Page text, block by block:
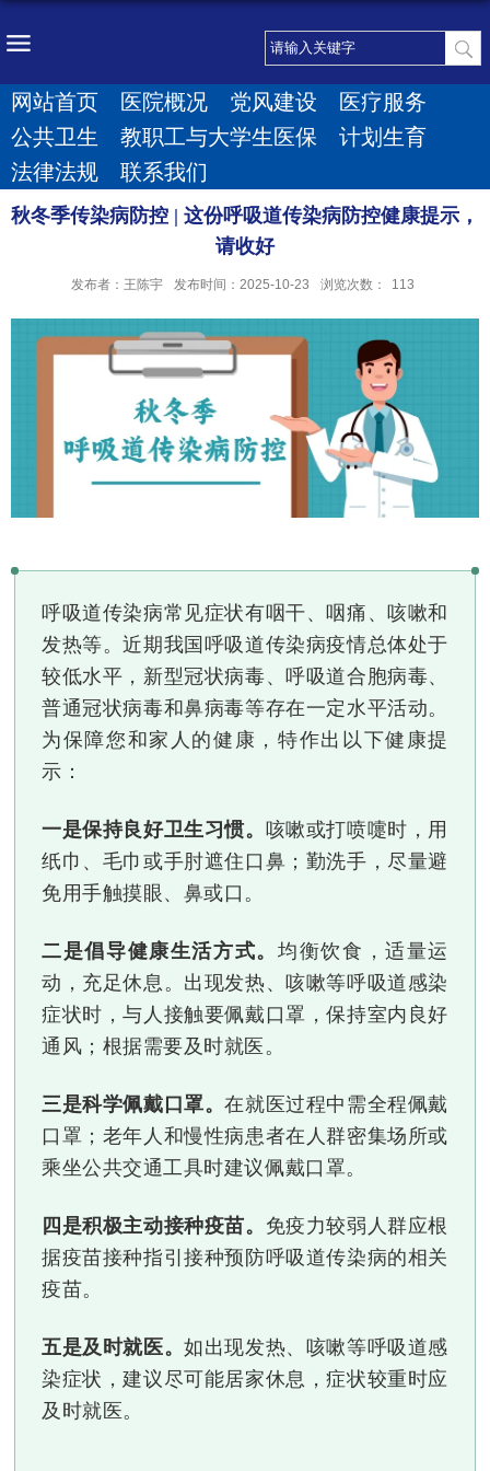
网站首页 医院概况 党风建设
医疗服务
公共卫生
教职工与大学生医保
计划生育
法律法规
联系我们
秋冬季传染病防控 | 这份呼吸道传染病防控健康提示，
请收好
发布者：王陈宇 发布时间：2025-10-23 浏览次数： 113
呼吸道传染病常见症状有咽干、咽痛、咳嗽和
发热等。近期我国呼吸道传染病疫情总体处于
较低水平，新型冠状病毒、呼吸道合胞病毒、
普通冠状病毒和鼻病毒等存在一定水平活动。
为保障您和家人的健康，特作出以下健康提
示：
一是保持良好卫生习惯。 咳嗽或打喷嚏时，用
纸巾、毛巾或手肘遮住口鼻；勤洗手，尽量避
免用手触摸眼、鼻或口。
二是倡导健康生活方式。 均衡饮食，适量运
动，充足休息。出现发热、咳嗽等呼吸道感染
症状时，与人接触要佩戴口罩，保持室内良好
通风；根据需要及时就医。
三是科学佩戴口罩。在就医过程中需全程佩戴
口罩；老年人和慢性病患者在人群密集场所或
乘坐公共交通工具时建议佩戴口罩。
四是积极主动接种疫苗。 免疫力较弱人群应根
据疫苗接种指引接种预防呼吸道传染病的相关
疫苗。
五是及时就医。如出现发热、咳嗽等呼吸道感
染症状，建议尽可能居家休息，症状较重时应
及时就医。